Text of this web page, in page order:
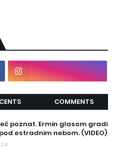
COMMENTS
poznat. Ermin glasom gradi
estradnim nebom. (VIDEO)